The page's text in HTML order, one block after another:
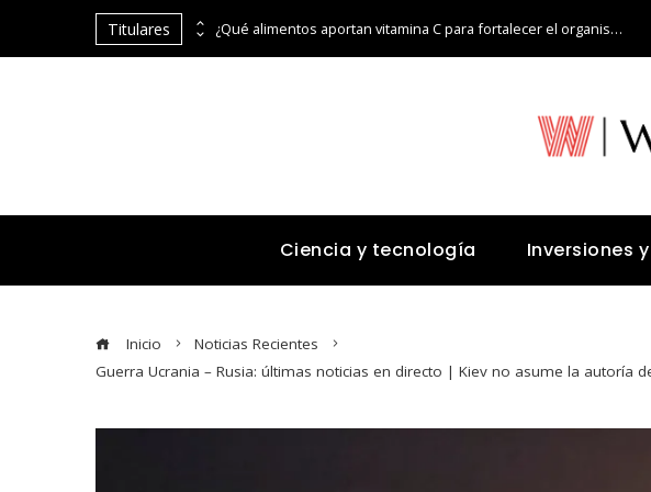
Titulares Por qué la estabilidad de precios es fundamental para la economía y el consumo en Egipto ¿Qué alimentos aportan vitamina C para fortalecer el organismo?
Ciencia y tecnología Inversiones
Inicio
Noticias Recientes
Guerra Ucrania – Rusia: últimas noticias en directo | Kiev no asume la